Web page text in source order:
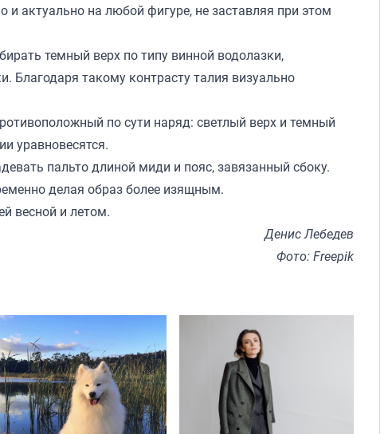
актуально на любой фигуре, не заставляя при этом
темный верх по типу винной водолазки,
такому контрасту талия визуально
по сути наряд: светлый верх и темный
уравновесятся.
пальто длиной миди и пояс, завязанный сбоку.
делая образ более изящным.
весной и летом.
Денис Лебедев
Фото: Freepik